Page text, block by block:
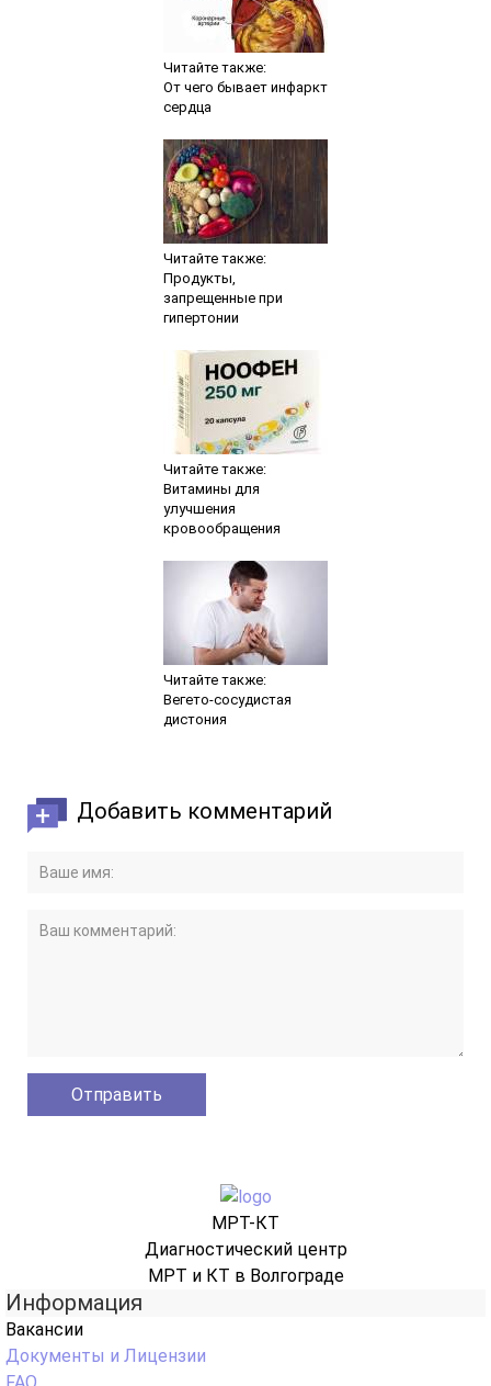
Читайте также:
От чего бывает инфаркт
сердца
Читайте также:
Продукты,
запрещенные при
гипертонии
Читайте также:
Витамины для
улучшения
кровообращения
Читайте также:
Вегето-сосудистая
дистония
Добавить комментарий
МРТ-КТ
Диагностический центр
МРТ и КТ в Волгограде
Информация
Вакансии
Документы и Лицензии